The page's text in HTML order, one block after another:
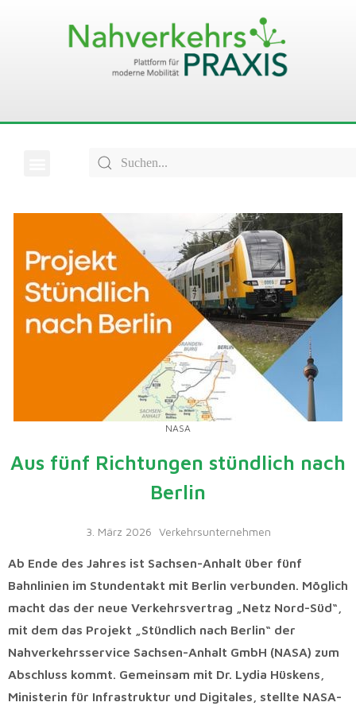
NASA
Aus fünf Richtungen stündlich nach
Berlin
3. März 2026 Verkehrsunternehmen
Ab Ende des Jahres ist Sachsen-Anhalt über fünf
Bahnlinien im Stundentakt mit Berlin verbunden. Möglich
macht das der neue Verkehrsvertrag „Netz Nord-Süd“,
mit dem das Projekt „Stündlich nach Berlin“ der
Nahverkehrsservice Sachsen-Anhalt GmbH (NASA) zum
Abschluss kommt. Gemeinsam mit Dr. Lydia Hüskens,
Ministerin für Infrastruktur und Digitales, stellte NASA-